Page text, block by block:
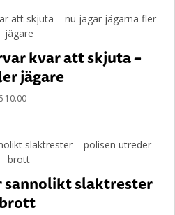
kvar att skjuta –
jägare
10.00
sannolikt slaktrester